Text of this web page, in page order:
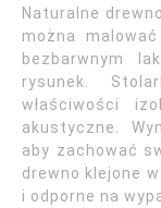
Naturalne
można
bezbarwnym
rysunek.
właściwości
akustyczne.
aby zachować
drewno klejone
i odporne na